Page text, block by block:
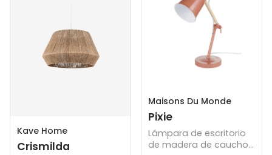
Kave Home
Crismilda
Maisons Du Monde
Pixie
Lámpara de escritorio
de madera de caucho